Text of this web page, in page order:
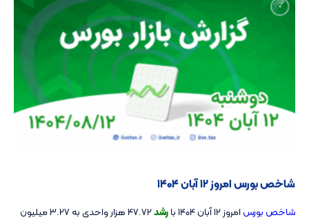
شاخص بورس امروز ۱۲ آبان ۱۴۰۴
شاخص بورسامروز ۱۲ آبان ۱۴۰۴ با رشد
47.72 هزار واحدی به 3.27 میلیون